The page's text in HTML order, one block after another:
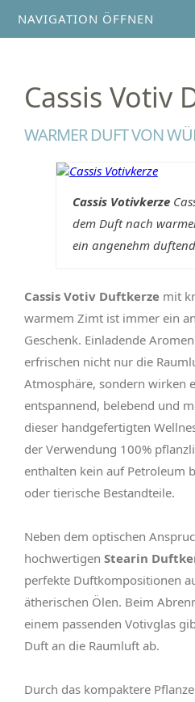
NAVIGATION ÖFFNEN
Cassis Votiv
WARMER DUFT VON
Cassis Votivkerze
dem Duft nach
ein angenehm
Cassis Votiv Duftkerze mit
warmem Zimt ist immer ein
Geschenk. Einladende
erfrischen nicht nur die
Atmosphäre, sondern wirken
entspannend, belebend und
dieser handgefertigten
der Verwendung 100%
enthalten kein auf Petroleum
oder tierische Bestandteile.
Neben dem optischen
hochwertigen Stearin
perfekte Duftkompositionen
ätherischen Ölen. Beim
einem passenden Votivglas
Duft an die Raumluft ab.
Durch das kompaktere